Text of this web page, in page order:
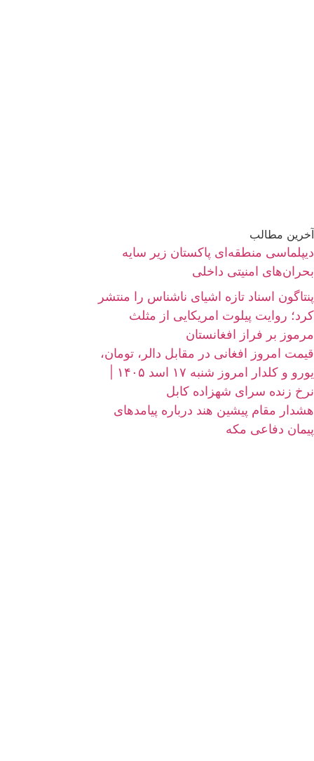
آخرین مطالب
دیپلماسی منطقه‌ای پاکستان زیر سایه
بحران‌های امنیتی داخلی
پنتاگون اسناد تازه اشیای ناشناس را منتشر
کرد؛ روایت پیلوت امریکایی از مثلث
مرموز بر فراز افغانستان
قیمت امروز افغانی در مقابل دالر، تومان،
نرخ زنده سرای شهزاده کابل
هشدار مقام پیشین هند درباره پیامدهای
پیمان دفاعی مکه